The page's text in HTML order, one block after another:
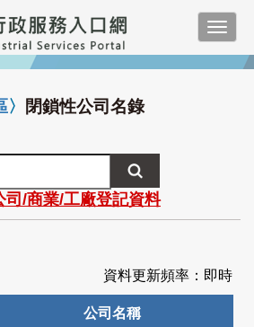
〉 閉鎖性公司名錄
司/商業/工廠登記資料
資料更新頻率：即時
公司名稱